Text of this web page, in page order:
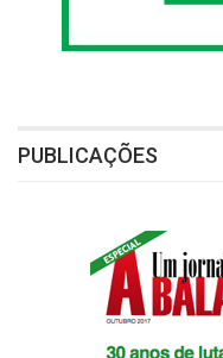
PUBLICAÇÕES